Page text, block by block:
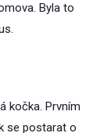
Byla to
kočka. Prvním
se postarat o